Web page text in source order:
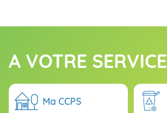
A VOTRE SERVICE
Ma CCPS